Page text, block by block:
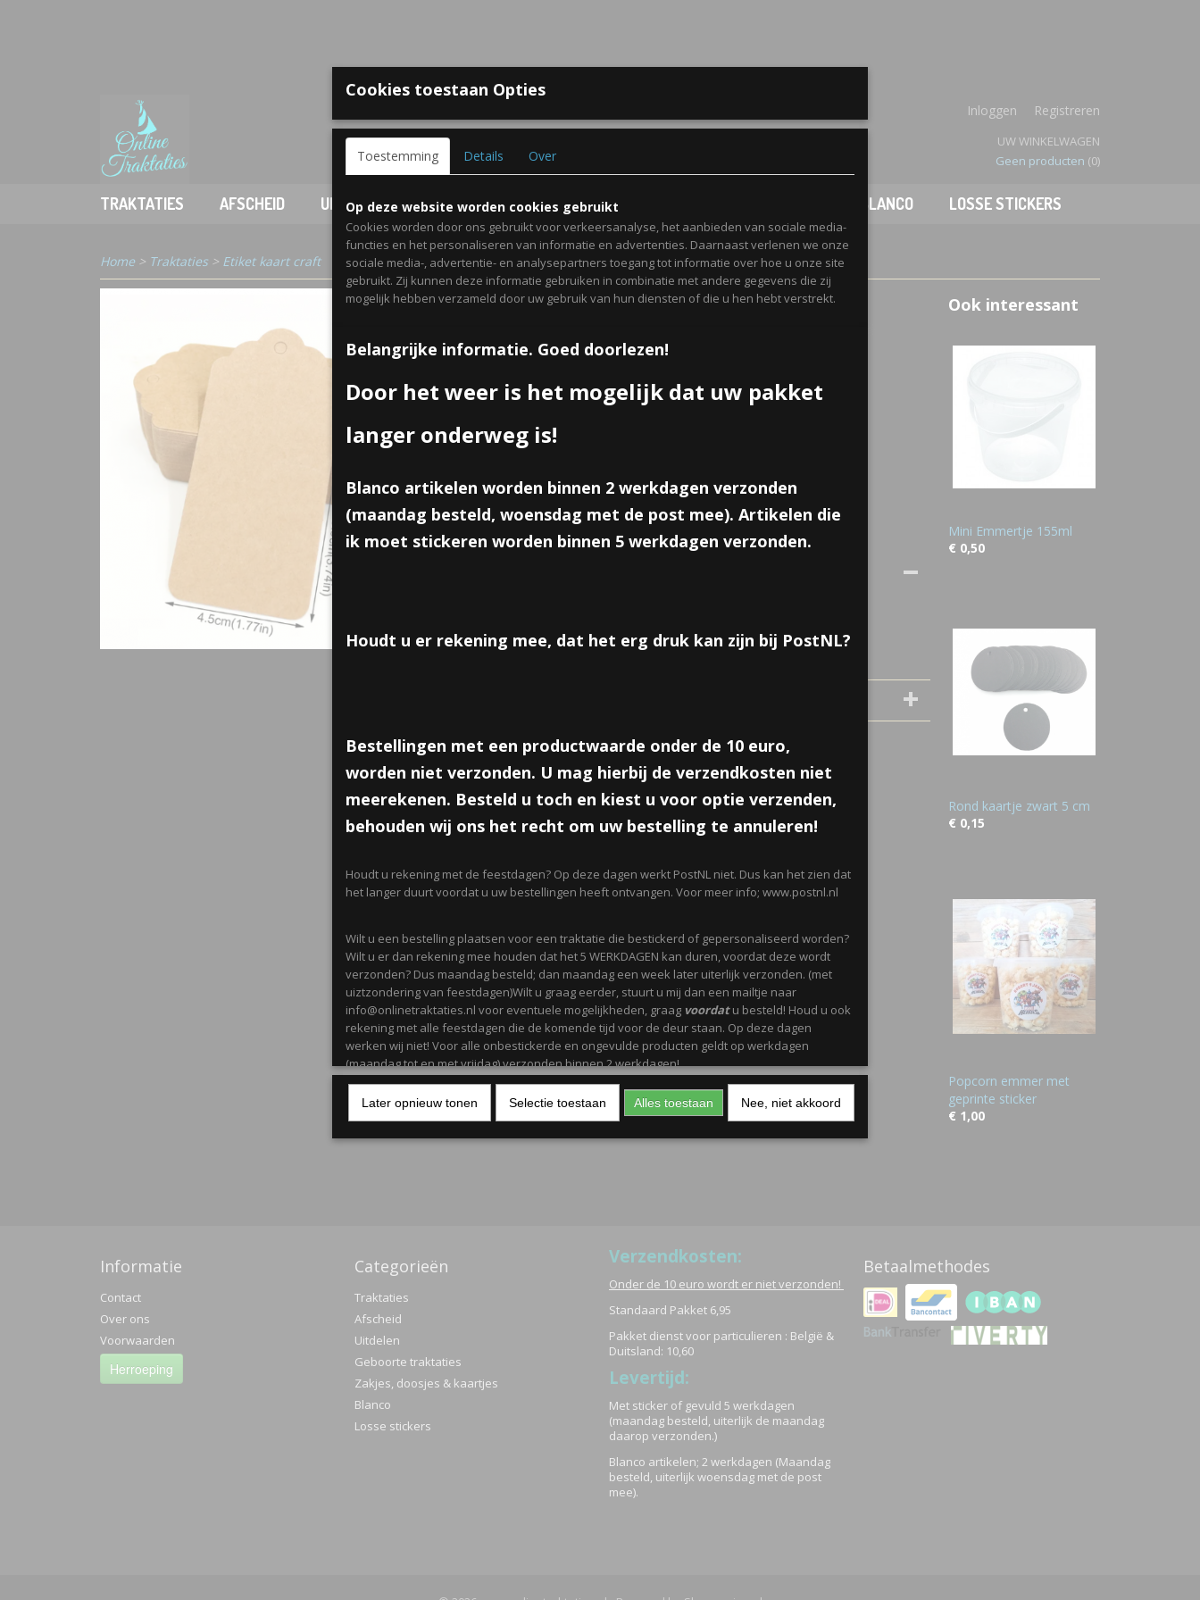
Inloggen Registreren
UW WINKELWAGEN
Geen producten (0)
TRAKTATIES AFSCHEID UITDELEN GEBOORTE TRAKTATIES ZAKJES, DOOSJES & KAARTJES BLANCO LOSSE STICKERS
Home > Traktaties > Etiket kaart craft
Etiket kaart craft
€ 0,15 per stuk
✓Op voorraad- Levertijd 5 werkdagen
Aantal
IN WINKELWAGEN
Ook interessant
Mini Emmertje 155ml
€ 0,50
Rond kaartje zwart 5 cm
€ 0,15
Popcorn emmer met
geprinte sticker
€ 1,00
Informatie
Contact
Over ons
Voorwaarden
Herroeping
Categorieën
Traktaties
Afscheid
Uitdelen
Geboorte traktaties
Zakjes, doosjes & kaartjes
Blanco
Losse stickers
Verzendkosten:
Onder de 10 euro wordt er niet verzonden!
Standaard Pakket 6,95
Pakket dienst voor particulieren : België &
Duitsland: 10,60
Levertijd:
Met sticker of gevuld 5 werkdagen
(maandag besteld, uiterlijk de maandag
daarop verzonden.)
Blanco artikelen; 2 werkdagen (Maandag
besteld, uiterlijk woensdag met de post
mee).
Betaalmethodes
Cookies toestaan Opties
Toestemming Details Over
Op deze website worden cookies gebruikt
Cookies worden door ons gebruikt voor verkeersanalyse, het aanbieden van sociale media-
functies en het personaliseren van informatie en advertenties. Daarnaast verlenen we onze
sociale media-, advertentie- en analysepartners toegang tot informatie over hoe u onze site
gebruikt. Zij kunnen deze informatie gebruiken in combinatie met andere gegevens die zij
mogelijk hebben verzameld door uw gebruik van hun diensten of die u hen hebt verstrekt.
Belangrijke informatie. Goed doorlezen!
Door het weer is het mogelijk dat uw pakket
langer onderweg is!
Blanco artikelen worden binnen 2 werkdagen verzonden
(maandag besteld, woensdag met de post mee). Artikelen die
ik moet stickeren worden binnen 5 werkdagen verzonden.
Houdt u er rekening mee, dat het erg druk kan zijn bij PostNL?
Bestellingen met een productwaarde onder de 10 euro,
worden niet verzonden. U mag hierbij de verzendkosten niet
meerekenen. Besteld u toch en kiest u voor optie verzenden,
behouden wij ons het recht om uw bestelling te annuleren!
Houdt u rekening met de feestdagen? Op deze dagen werkt PostNL niet. Dus kan het zien dat
het langer duurt voordat u uw bestellingen heeft ontvangen. Voor meer info; www.postnl.nl
Wilt u een bestelling plaatsen voor een traktatie die bestickerd of gepersonaliseerd worden?
Wilt u er dan rekening mee houden dat het 5 WERKDAGEN kan duren, voordat deze wordt
verzonden? Dus maandag besteld; dan maandag een week later uiterlijk verzonden. (met
uiztzondering van feestdagen)Wilt u graag eerder, stuurt u mij dan een mailtje naar
info@onlinetraktaties.nl voor eventuele mogelijkheden, graag voordatu besteld! Houd u ook
rekening met alle feestdagen die de komende tijd voor de deur staan. Op deze dagen
werken wij niet! Voor alle onbestickerde en ongevulde producten geldt op werkdagen
(maandag tot en met vrijdag) verzonden binnen 2 werkdagen!
Producten die met vinyl bestickerd zijn; niet in de vaatwasser en geen afwasmiddel met
Daniella Smit,
Online Traktaties
Later opnieuw tonen Selectie toestaan Alles toestaan Nee, niet akkoord